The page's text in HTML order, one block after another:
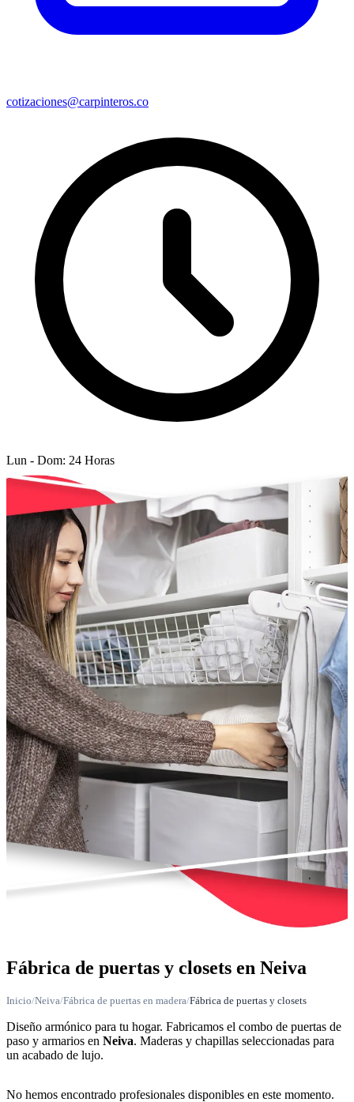
cotizaciones@carpinteros.co
Lun - Dom: 24 Horas
Fábrica de puertas y closets en Neiva
Inicio/Neiva/Fábrica de puertas en madera/Fábrica de puertas y closets
Diseño armónico para tu hogar. Fabricamos el combo de puertas de
paso y armarios en Neiva. Maderas y chapillas seleccionadas para
un acabado de lujo.
No hemos encontrado profesionales disponibles en este momento.